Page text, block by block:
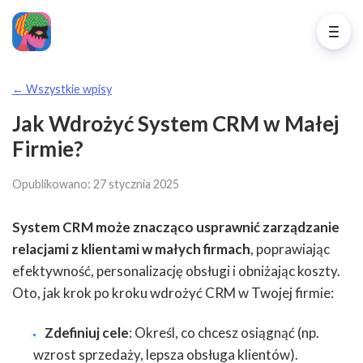
← Wszystkie wpisy
Jak Wdrożyć System CRM w Małej
Firmie?
Opublikowano: 27 stycznia 2025
System CRM może znacząco usprawnić zarządzanie
relacjami z klientami w małych firmach, poprawiając
efektywność, personalizację obsługi i obniżając koszty.
Oto, jak krok po kroku wdrożyć CRM w Twojej firmie:
Zdefiniuj cele: Określ, co chcesz osiągnąć (np.
wzrost sprzedaży, lepsza obsługa klientów).